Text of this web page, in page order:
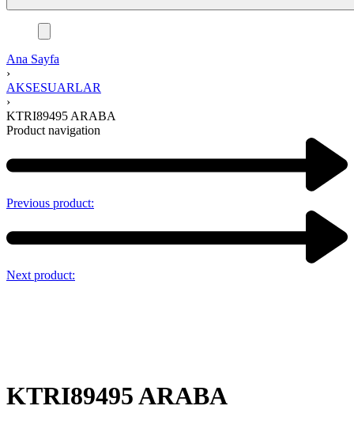
Ana Sayfa
›
AKSESUARLAR
›
KTRI89495 ARABA
Product navigation
Previous product:
Next product:
KTRI89495 ARABA